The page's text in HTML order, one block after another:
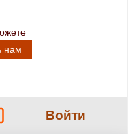
нам
Войти